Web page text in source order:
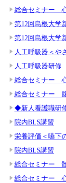
総合セミナー
第12回島根大学
第12回島根大学
人工呼吸器＜や
人工呼吸器研修
総合セミナー
総合セミナー
◆新人看護職研
院内BLS講習
栄養評価＜嚥下
院内BLS講習
総合セミナー
総合セミナー